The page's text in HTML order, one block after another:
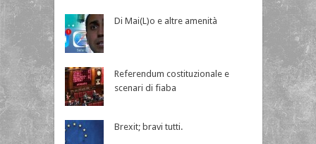
Di Mai(L)o e altre amenità
Referendum costituzionale e
scenari di fiaba
Brexit; bravi tutti.